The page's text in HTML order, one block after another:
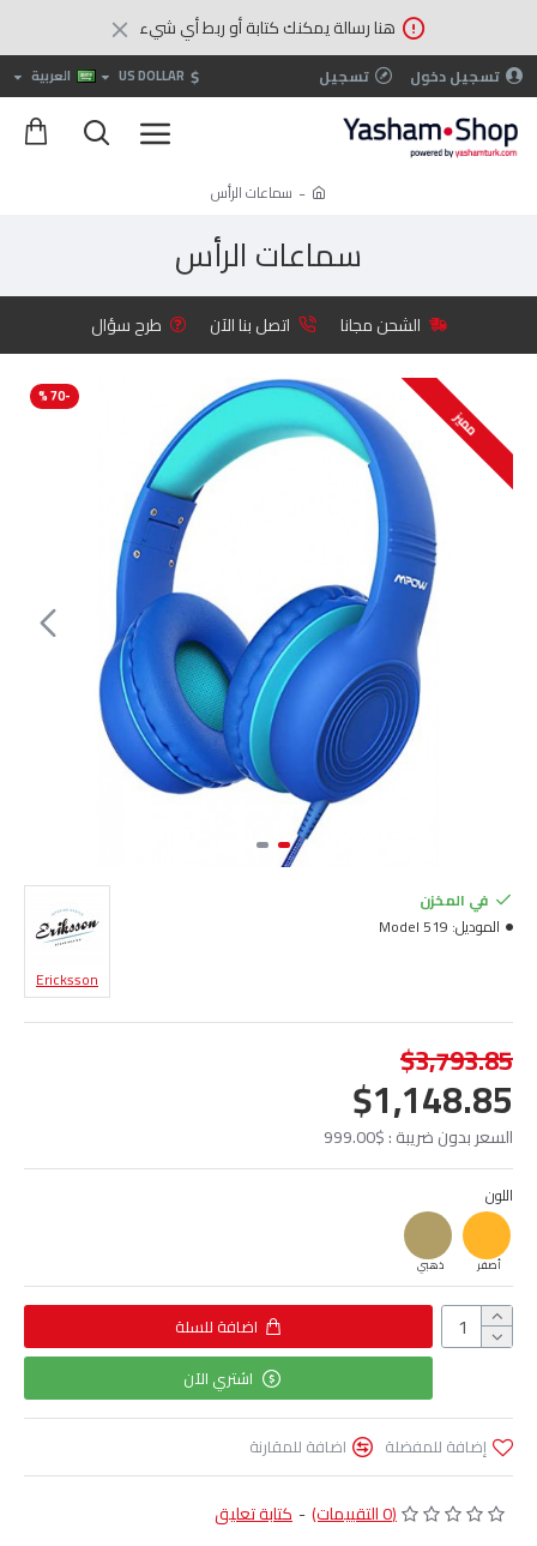
هنا رسالة يمكنك كتابة أو ربط أي شيء
تسجيل دخول تسجيل $
US DOLLAR العربية
سماعات الرأس
سماعات الرأس
الشحن مجانا اتصل بنا الآن طرح سؤال
مميز
-70 %
(0 التقييمات) - كتابة تعليق
$1,148.85
$3,793.85
السعر بدون ضريبة : $999.00
في المخزن
الموديل: Model 519
Ericksson
اللون
أصفر ذهبي
اضافة للسلة
اشتري الآن
إضافة للمفضلة اضافة للمقارنة